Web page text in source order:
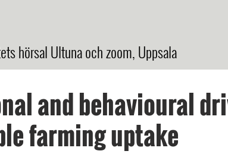
hörsal Ultuna och zoom, Uppsala
and behavioural
farming uptake